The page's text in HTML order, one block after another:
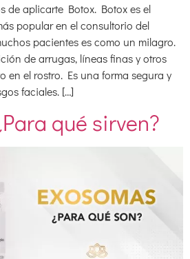
de aplicarte Botox. Botox es el
popular en el consultorio del
pacientes es como un milagro.
de arrugas, líneas finas y otros
en el rostro. Es una forma segura y
faciales. […]
qué sirven?